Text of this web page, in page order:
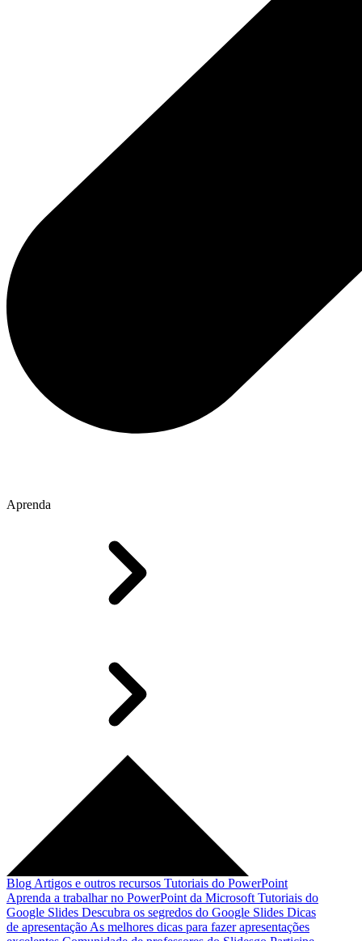
Aprenda
Blog Artigos e outros recursos Tutoriais do PowerPoint
Aprenda a trabalhar no PowerPoint da Microsoft Tutoriais do
Google Slides Descubra os segredos do Google Slides Dicas
de apresentação As melhores dicas para fazer apresentações